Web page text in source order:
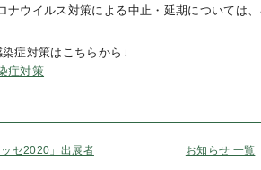
ナウイルス対策による中止・延期については、
症対策はこちらから↓
症対策
セ2020」出展者
お知らせ 一覧